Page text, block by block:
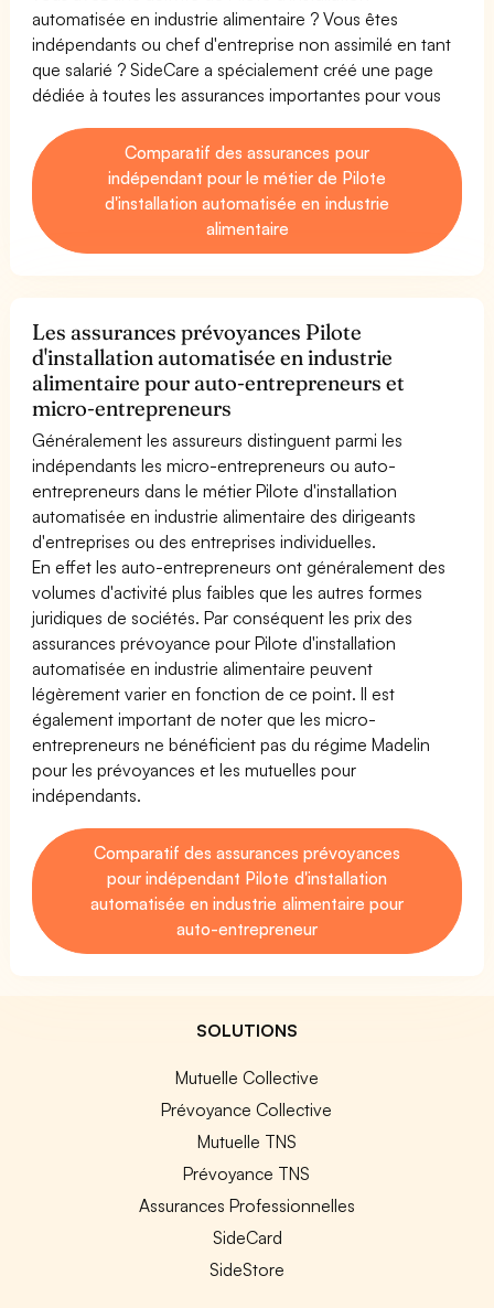
automatisée en industrie alimentaire ? Vous êtes
indépendants ou chef d'entreprise non assimilé en tant
que salarié ? SideCare a spécialement créé une page
dédiée à toutes les assurances importantes pour vous
Comparatif des assurances pour
indépendant pour le métier de Pilote
d'installation automatisée en industrie
alimentaire
Les assurances prévoyances Pilote
d'installation automatisée en industrie
alimentaire pour auto-entrepreneurs et
micro-entrepreneurs
Généralement les assureurs distinguent parmi les
indépendants les micro-entrepreneurs ou auto-
entrepreneurs dans le métier Pilote d'installation
automatisée en industrie alimentaire des dirigeants
d'entreprises ou des entreprises individuelles.
En effet les auto-entrepreneurs ont généralement des
volumes d'activité plus faibles que les autres formes
juridiques de sociétés. Par conséquent les prix des
assurances prévoyance pour Pilote d'installation
automatisée en industrie alimentaire peuvent
légèrement varier en fonction de ce point. Il est
également important de noter que les micro-
entrepreneurs ne bénéficient pas du régime Madelin
pour les prévoyances et les mutuelles pour
indépendants.
Comparatif des assurances prévoyances
pour indépendant Pilote d'installation
automatisée en industrie alimentaire pour
auto-entrepreneur
SOLUTIONS
Mutuelle Collective
Prévoyance Collective
Mutuelle TNS
Prévoyance TNS
Assurances Professionnelles
SideCard
SideStore